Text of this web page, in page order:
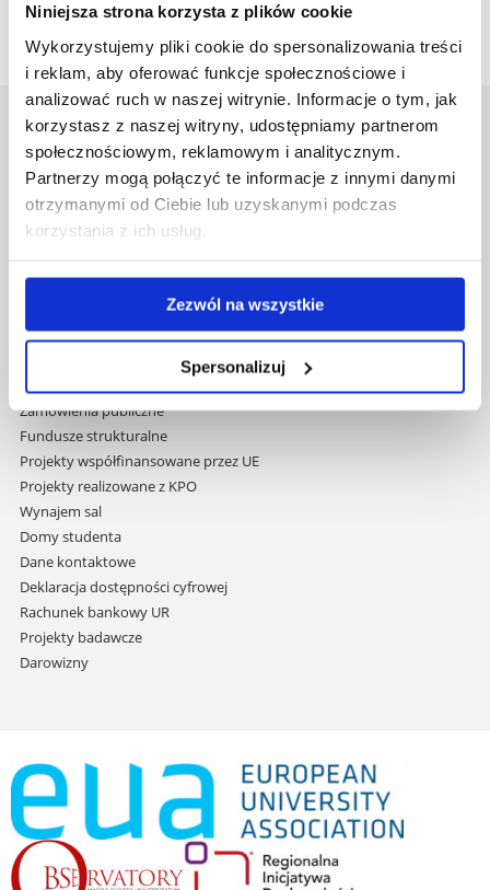
Niniejsza strona korzysta z plików cookie
Wykorzystujemy pliki cookie do spersonalizowania treści
i reklam, aby oferować funkcje społecznościowe i
analizować ruch w naszej witrynie. Informacje o tym, jak
korzystasz z naszej witryny, udostępniamy partnerom
społecznościowym, reklamowym i analitycznym.
Partnerzy mogą połączyć te informacje z innymi danymi
otrzymanymi od Ciebie lub uzyskanymi podczas
korzystania z ich usług.
Zezwól na wszystkie
Spersonalizuj
Uniwersytet Rzeszowski
Al. Tadeusza Rejtana 16C
35-959 Rzeszów
Pomiń
do
Polityka prywatności
Biblioteka
Covid info
Praca na UR
Zamówienia publiczne
Fundusze strukturalne
Projekty współfinansowane przez UE
Projekty realizowane z KPO
Wynajem sal
Domy studenta
Dane kontaktowe
Deklaracja dostępności cyfrowej
Rachunek bankowy UR
Projekty badawcze
Darowizny